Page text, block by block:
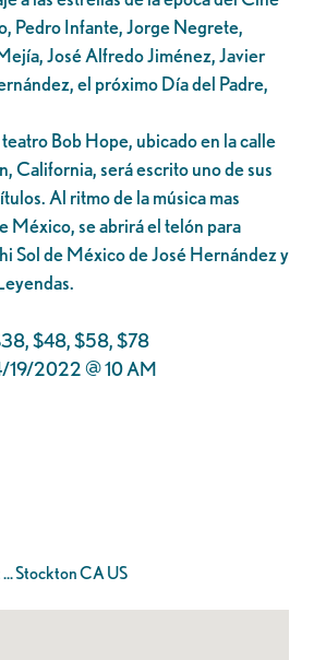
Pedro Infante, Jorge Negrete,
José Alfredo Jiménez, Javier
el próximo Día del Padre,
Bob Hope, ubicado en la calle
California, será escrito uno de sus
Al ritmo de la música mas
México, se abrirá el telón para
Sol de México de José Hernández y
$48, $58, $78
19/2022 @ 10 AM
Stockton CA US